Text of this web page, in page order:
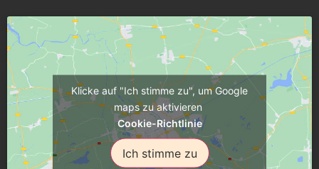
Klicke auf "Ich stimme zu", um Google
maps zu aktivieren
Cookie-Richtlinie
Ich stimme zu